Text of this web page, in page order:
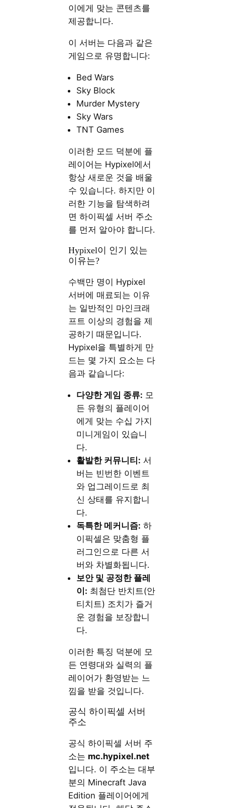
이에게 맞는 콘텐츠를
제공합니다.
이 서버는 다음과 같은
게임으로 유명합니다:
Bed Wars
Sky Block
Murder Mystery
Sky Wars
TNT Games
이러한 모드 덕분에 플
레이어는 Hypixel에서
항상 새로운 것을 배울
수 있습니다. 하지만 이
러한 기능을 탐색하려
면 하이픽셀 서버 주소
를 먼저 알아야 합니다.
Hypixel이 인기 있는
이유는?
수백만 명이 Hypixel
서버에 매료되는 이유
는 일반적인 마인크래
프트 이상의 경험을 제
공하기 때문입니다.
Hypixel을 특별하게 만
드는 몇 가지 요소는 다
음과 같습니다:
다양한 게임 종류: 모
든 유형의 플레이어
에게 맞는 수십 가지
미니게임이 있습니
다.
활발한 커뮤니티: 서
버는 빈번한 이벤트
와 업그레이드로 최
신 상태를 유지합니
다.
독특한 메커니즘: 하
이픽셀은 맞춤형 플
러그인으로 다른 서
버와 차별화됩니다.
보안 및 공정한 플레
이: 최첨단 반치트(안
티치트) 조치가 즐거
운 경험을 보장합니
다.
이러한 특징 덕분에 모
든 연령대와 실력의 플
레이어가 환영받는 느
낌을 받을 것입니다.
공식 하이픽셀 서버
주소
공식 하이픽셀 서버 주
소는 mc.hypixel.net
입니다. 이 주소는 대부
분의 Minecraft Java
Edition 플레이어에게